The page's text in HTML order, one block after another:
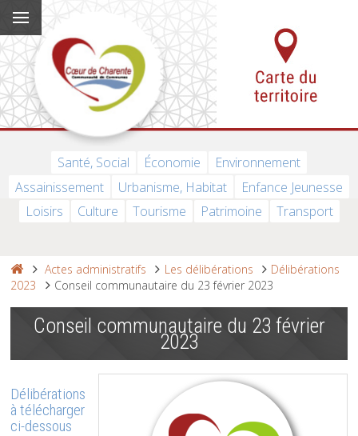
Santé, Social Économie
Environnement
Assainissement
Urbanisme, Habitat
Enfance Jeunesse
Loisirs
Culture Tourisme Patrimoine Transport
Actes administratifs Les délibérations
Délibérations
2023
Conseil communautaire du 23 février 2023
Conseil communautaire du 23 février
2023
Délibérations
à télécharger
ci-dessous